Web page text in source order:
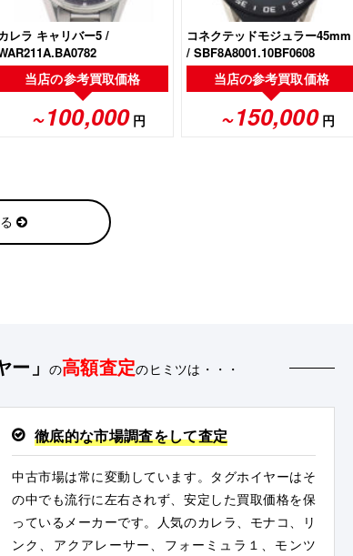
レラ キャリバー5 /
当店の参考買取価格
~100,000円
コネクテッドモジュラー45mm
/ SBF8A8001.10BF0608
当店の参考買取価格
~150,000円
る
」 の高額査定のヒミツは・・・
徹底的な市場調査をして査定
中古市場は常に変動しています。タグホイヤーはそ
の中でも流行に左右されず、安定した買取価格を保
っているメーカーです。人気のカレラ、モナコ、リ
ンク、アクアレーサー、フォーミュラ１、モンツ